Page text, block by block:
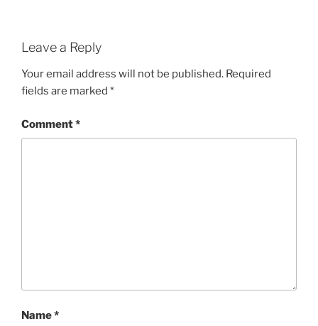
Leave a Reply
Your email address will not be published. Required
fields are marked *
Comment*
Name*